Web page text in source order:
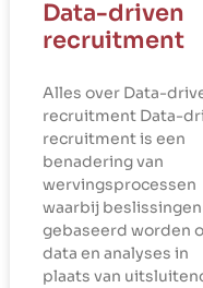
Data-driven
recruitment
Alles over Data-
recruitment Data-
recruitment is een
benadering van
wervingsprocessen
waarbij beslissingen
gebaseerd worden
data en analyses in
plaats van